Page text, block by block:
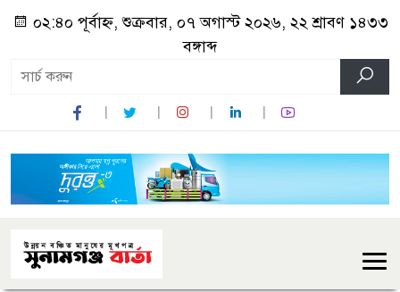
০২:৪০ পূর্বাহ্ন, শুক্রবার, ০৭ অগাস্ট ২০২৬, ২২ শ্রাবণ ১৪৩৩
বঙ্গাব্দ